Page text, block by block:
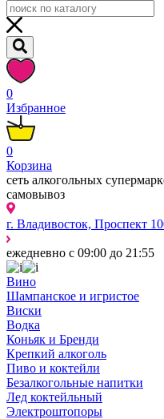
0
Избранное
0
Корзина
сеть алкогольных
самовывоз
г. Владивосток, Проспект
ежедневно с 09:00 до 21:55
Вино
Шампанское и игристое
Виски
Водка
Коньяк и Бренди
Крепкий алкоголь
Пиво и коктейли
Безалкогольные напитки
Лед коктейльный
Электроштопоры